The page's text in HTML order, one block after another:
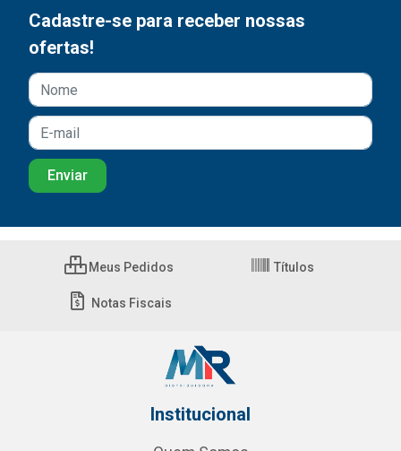
Cadastre-se para receber nossas
ofertas!
Meus Pedidos Títulos
Notas Fiscais
Institucional